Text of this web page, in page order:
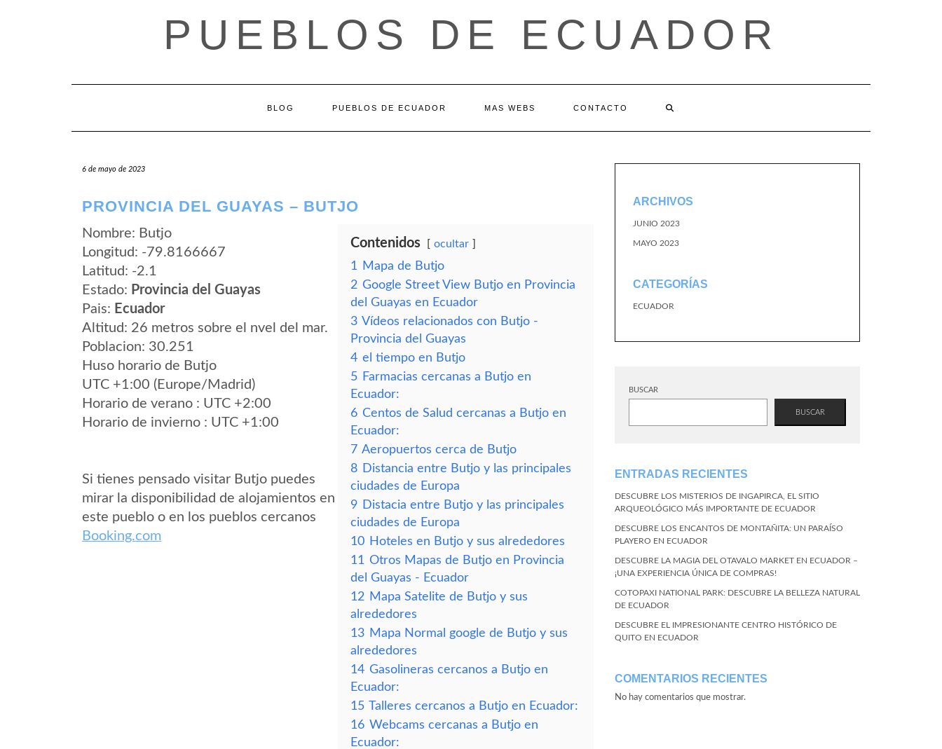
PUEBLOS DE ECUADOR
BLOG PUEBLOS DE ECUADOR MAS WEBS CONTACTO
6 de mayo de 2023
PROVINCIA DEL GUAYAS – BUTJO
Nombre: Butjo
Longitud: -79.8166667
Latitud: -2.1
Estado: Provincia del Guayas
Pais: Ecuador
Altitud: 26 metros sobre el nvel del mar.
Poblacion: 30.251
Huso horario de Butjo
UTC +1:00 (Europe/Madrid)
Horario de verano : UTC +2:00
Horario de invierno : UTC +1:00
Si tienes pensado visitar Butjo puedes
mirar la disponibilidad de alojamientos en
este pueblo o en los pueblos cercanos
Booking.com
Contenidos ocultar
1
Mapa de Butjo
2 Google Street View Butjo en Provincia
del Guayas en Ecuador
3 Vídeos relacionados con Butjo -
Provincia del Guayas
4 el tiempo en Butjo
5 Farmacias cercanas a Butjo en
Ecuador:
6 Centos de Salud cercanas a Butjo en
Ecuador:
7 Aeropuertos cerca de Butjo
8 Distancia entre Butjo y las principales
ciudades de Europa
9 Distacia entre Butjo y las principales
ciudades de Europa
10 Hoteles en Butjo y sus alrededores
11 Otros Mapas de Butjo en Provincia
del Guayas - Ecuador
12 Mapa Satelite de Butjo y sus
alrededores
13 Mapa Normal google de Butjo y sus
alrededores
14 Gasolineras cercanos a Butjo en
Ecuador:
15 Talleres cercanos a Butjo en Ecuador:
16 Webcams cercanas a Butjo en
Ecuador:
ARCHIVOS
JUNIO 2023
MAYO 2023
CATEGORÍAS
ECUADOR
BUSCAR
BUSCAR
ENTRADAS RECIENTES
DESCUBRE LOS MISTERIOS DE INGAPIRCA, EL SITIO
ARQUEOLÓGICO MÁS IMPORTANTE DE ECUADOR
DESCUBRE LOS ENCANTOS DE MONTAÑITA: UN PARAÍSO
PLAYERO EN ECUADOR
DESCUBRE LA MAGIA DEL OTAVALO MARKET EN ECUADOR –
¡UNA EXPERIENCIA ÚNICA DE COMPRAS!
COTOPAXI NATIONAL PARK: DESCUBRE LA BELLEZA NATURAL
DE ECUADOR
DESCUBRE EL IMPRESIONANTE CENTRO HISTÓRICO DE
QUITO EN ECUADOR
COMENTARIOS RECIENTES
No hay comentarios que mostrar.